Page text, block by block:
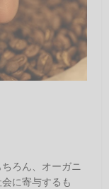
ろん、オーガニ
に寄与するも